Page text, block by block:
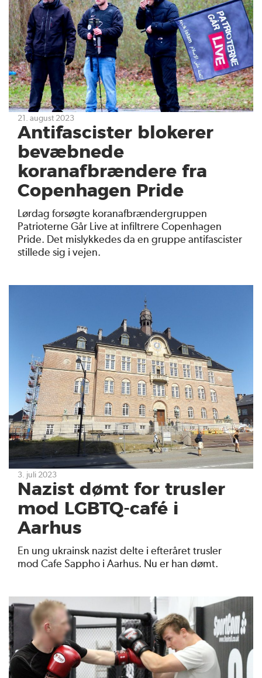
21. august 2023
Antifascister blokerer
bevæbnede
koranafbrændere fra
Copenhagen Pride
Lørdag forsøgte koranafbrændergruppen
Patrioterne Går Live at infiltrere Copenhagen
Pride. Det mislykkedes da en gruppe antifascister
stillede sig i vejen.
3. juli 2023
Nazist dømt for trusler
mod LGBTQ-café i
Aarhus
En ung ukrainsk nazist delte i efteråret trusler
mod Cafe Sappho i Aarhus. Nu er han dømt.